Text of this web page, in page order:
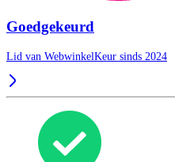
Goedgekeurd
Lid van WebwinkelKeur sinds 2024